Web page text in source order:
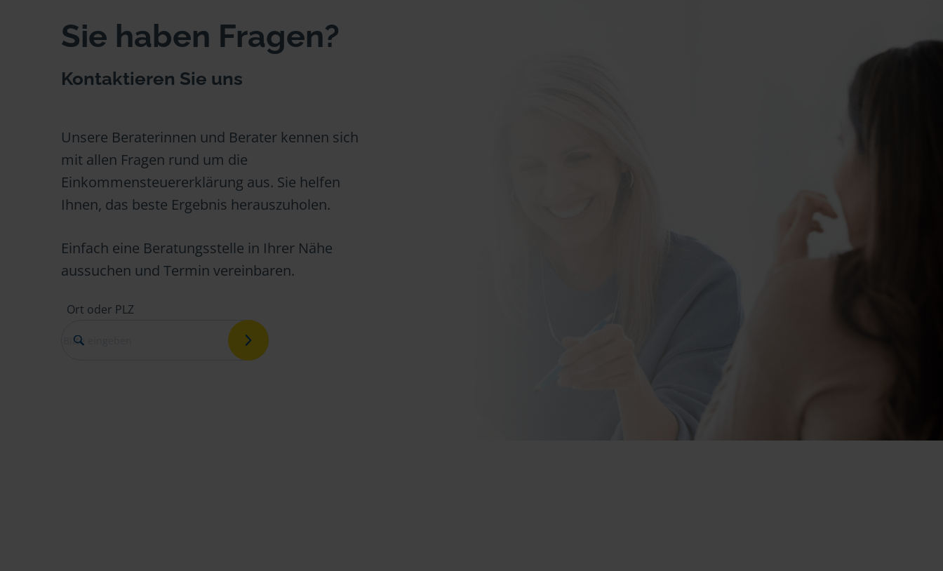
Sie haben Fragen?
Kontaktieren Sie uns
Unsere Beraterinnen und Berater kennen sich
mit allen Fragen rund um die
Einkommensteuererklärung aus. Sie helfen
Ihnen, das beste Ergebnis herauszuholen.
Einfach eine Beratungsstelle in Ihrer Nähe
aussuchen und Termin vereinbaren.
Ort oder PLZ